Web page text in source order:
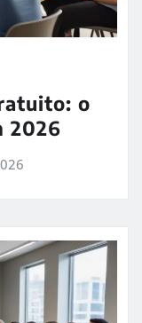
o
2026